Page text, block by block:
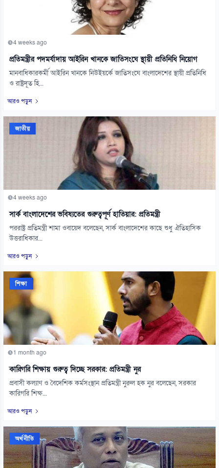
4 weeks ago
প্রতিমন্ত্রীর পদমর্যাদায় আইরিন খানকে জাতিসংঘে স্থায়ী প্রতিনিধি নিয়োগ
মানবাধিকারকর্মী আইরিন খানকে নিউইয়র্কে জাতিসংঘে বাংলাদেশের স্থায়ী প্রতিনিধি
ও রাষ্ট্রদূত হি...
আরও পড়ুন
জাতীয়
4 weeks ago
সার্ক বাংলাদেশের ভবিষ্যতের গুরুত্বপূর্ণ হাতিয়ার: প্রতিমন্ত্রী
পররাষ্ট্র প্রতিমন্ত্রী শামা ওবায়েদ বলেছেন, সার্ক বাংলাদেশের কাছে শুধু ঐতিহাসিক
উত্তরাধিকার...
আরও পড়ুন
শিক্ষা
1 month ago
কারিগরি শিক্ষায় গুরুত্ব দিচ্ছে সরকার: প্রতিমন্ত্রী নুর
প্রবাসী কল্যাণ ও বৈদেশিক কর্মসংস্থান প্রতিমন্ত্রী নুরুল হক নুর বলেছেন, সরকার
কারিগরি শিক্ষ...
আরও পড়ুন
অর্থনীতি